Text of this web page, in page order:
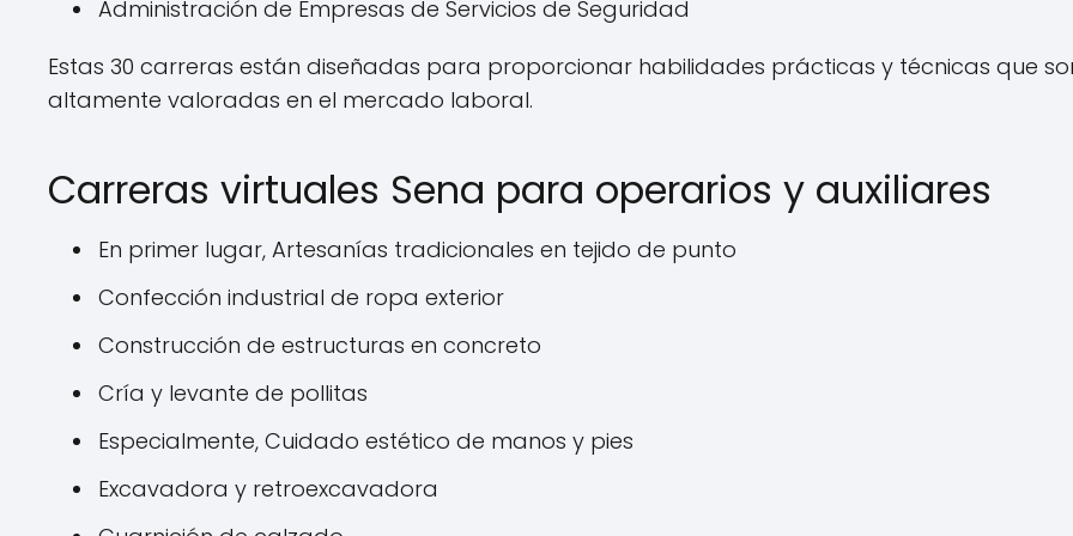
Administración de Empresas de Servicios de Seguridad
Estas 30 carreras están diseñadas para proporcionar habilidades prácticas y técnicas que
altamente valoradas en el mercado laboral.
Carreras virtuales Sena para operarios y auxiliares
En primer lugar, Artesanías tradicionales en tejido de punto
Confección industrial de ropa exterior
Construcción de estructuras en concreto
Cría y levante de pollitas
Especialmente, Cuidado estético de manos y pies
Excavadora y retroexcavadora